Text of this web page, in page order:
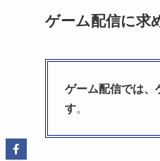
ゲーム配信に求
ゲーム配信では、
す。